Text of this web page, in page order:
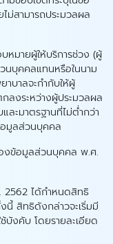
ม่สามารถประมวลผล
มายผู้ให้บริการช่วง (ผู้
นบุคคลแทนหรือในนาม
บาลจะกำกับให้ผู้
ลงระหว่างผู้ประมวลผล
ะมาตรฐานที่ไม่ต่ำกว่า
มูลส่วนบุคคล
ข้อมูลส่วนบุคคล พ.ศ.
ได้กำหนดสิทธิ
นี้ สิทธิดังกล่าวจะเริ่มมี
บังคับ โดยรายละเอียด